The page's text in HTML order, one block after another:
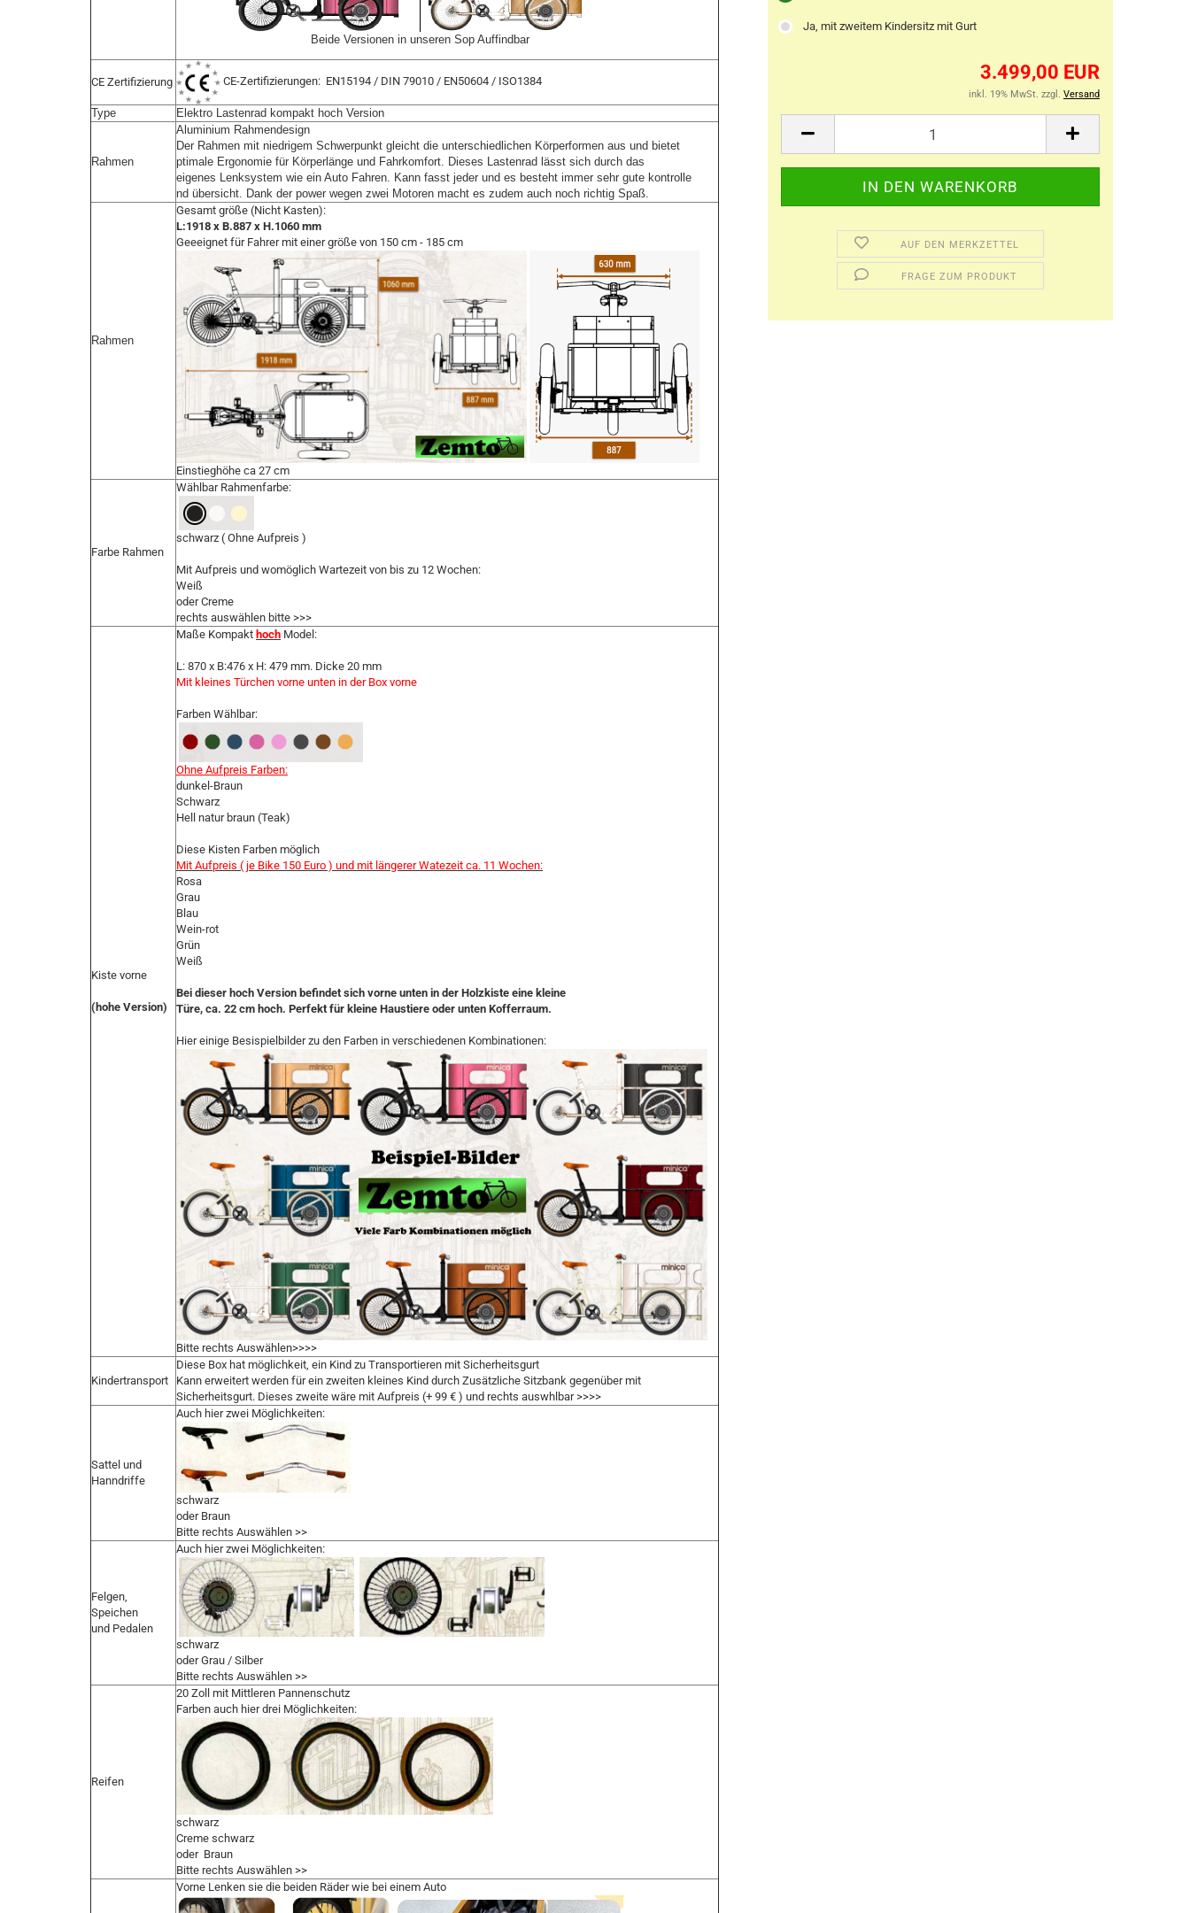
Ja, mit zweitem Kindersitz mit Gurt
3.499,00 EUR
inkl. 19% MwSt. zzgl. Versand
AUF DEN MERKZETTEL
FRAGE ZUM PRODUKT
                                      Beide Versionen in unseren Sop Auffindbar
CE Zertifizierung CE-Zertifizierungen: EN15194 / DIN 79010 / EN50604 / ISO1384
Type Elektro Lastenrad kompakt hoch Version
Rahmen
Aluminium Rahmendesign
Der Rahmen mit niedrigem Schwerpunkt gleicht die unterschiedlichen Körperformen aus und bietet
ptimale Ergonomie für Körperlänge und Fahrkomfort. Dieses Lastenrad lässt sich durch das
eigenes Lenksystem wie ein Auto Fahren. Kann fasst jeder und es besteht immer sehr gute kontrolle
nd übersicht. Dank der power wegen zwei Motoren macht es zudem auch noch richtig Spaß.
Rahmen
Gesamt größe (Nicht Kasten):
L:1918 x B.887 x H.1060 mm
Geeeignet für Fahrer mit einer größe von 150 cm - 185 cm
Einstieghöhe ca 27 cm
Farbe Rahmen
Wählbar Rahmenfarbe:
schwarz ( Ohne Aufpreis )
Mit Aufpreis und womöglich Wartezeit von bis zu 12 Wochen:
Weiß
oder Creme
rechts auswählen bitte >>>
Kiste vorne
(hohe Version)
Maße Kompakt hoch Model:
L: 870 x B:476 x H: 479 mm. Dicke 20 mm
Mit kleines Türchen vorne unten in der Box vorne
Farben Wählbar:
Ohne Aufpreis Farben:
dunkel-Braun
Schwarz
Hell natur braun (Teak)
Diese Kisten Farben möglich
Mit Aufpreis ( je Bike 150 Euro ) und mit längerer Watezeit ca. 11 Wochen:
Rosa
Grau
Blau
Wein-rot
Grün
Weiß
Bei dieser hoch Version befindet sich vorne unten in der Holzkiste eine kleine
Türe, ca. 22 cm hoch. Perfekt für kleine Haustiere oder unten Kofferraum.
Hier einige Besispielbilder zu den Farben in verschiedenen Kombinationen:
Bitte rechts Auswählen>>>>
Kindertransport
Diese Box hat möglichkeit, ein Kind zu Transportieren mit Sicherheitsgurt
Kann erweitert werden für ein zweiten kleines Kind durch Zusätzliche Sitzbank gegenüber mit
Sicherheitsgurt. Dieses zweite wäre mit Aufpreis (+ 99 € ) und rechts auswhlbar >>>>
Sattel und
Hanndriffe
Auch hier zwei Möglichkeiten:
schwarz
oder Braun
Bitte rechts Auswählen >>
Felgen,
Speichen
und Pedalen
Auch hier zwei Möglichkeiten:
schwarz
oder Grau / Silber
Bitte rechts Auswählen >>
Reifen
20 Zoll mit Mittleren Pannenschutz
Farben auch hier drei Möglichkeiten:
schwarz
Creme schwarz
oder Braun
Bitte rechts Auswählen >>
Vorne Lenken sie die beiden Räder wie bei einem Auto